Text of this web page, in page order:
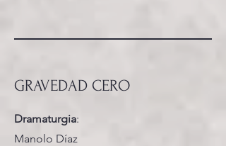
GRAVEDAD CERO
Dramaturgia:
Manolo Díaz